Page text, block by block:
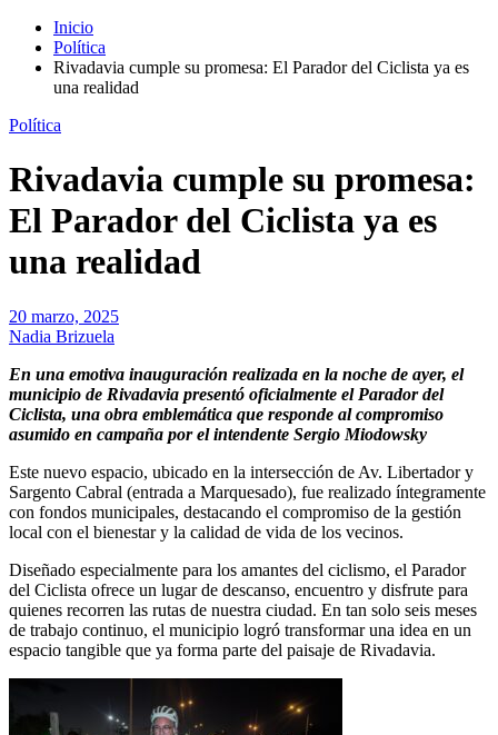
Inicio
Política
Rivadavia cumple su promesa: El Parador del Ciclista ya es
una realidad
Política
Rivadavia cumple su promesa:
El Parador del Ciclista ya es
una realidad
20 marzo, 2025
Nadia Brizuela
En una emotiva inauguración realizada en la noche de ayer, el
municipio de Rivadavia presentó oficialmente el Parador del
Ciclista, una obra emblemática que responde al compromiso
asumido en campaña por el intendente Sergio Miodowsky
Este nuevo espacio, ubicado en la intersección de Av. Libertador y
Sargento Cabral (entrada a Marquesado), fue realizado íntegramente
con fondos municipales, destacando el compromiso de la gestión
local con el bienestar y la calidad de vida de los vecinos.
Diseñado especialmente para los amantes del ciclismo, el Parador
del Ciclista ofrece un lugar de descanso, encuentro y disfrute para
quienes recorren las rutas de nuestra ciudad. En tan solo seis meses
de trabajo continuo, el municipio logró transformar una idea en un
espacio tangible que ya forma parte del paisaje de Rivadavia.